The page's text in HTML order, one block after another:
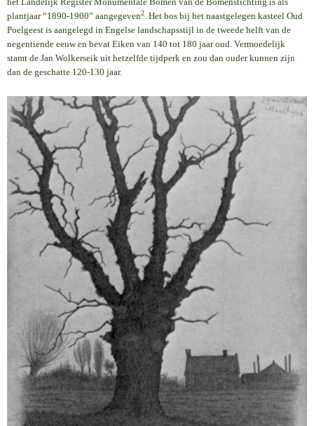
plantjaar “1890-1900” aangegeven2 . Het bos bij het naastgelegen kasteel Oud
Poelgeest is aangelegd in Engelse landschapsstijl in de tweede helft van de
negentiende eeuw en bevat Eiken van 140 tot 180 jaar oud. Vermoedelijk
stamt de Jan Wolkerseik uit hetzelfde tijdperk en zou dan ouder kunnen zijn
dan de geschatte 120-130 jaar.